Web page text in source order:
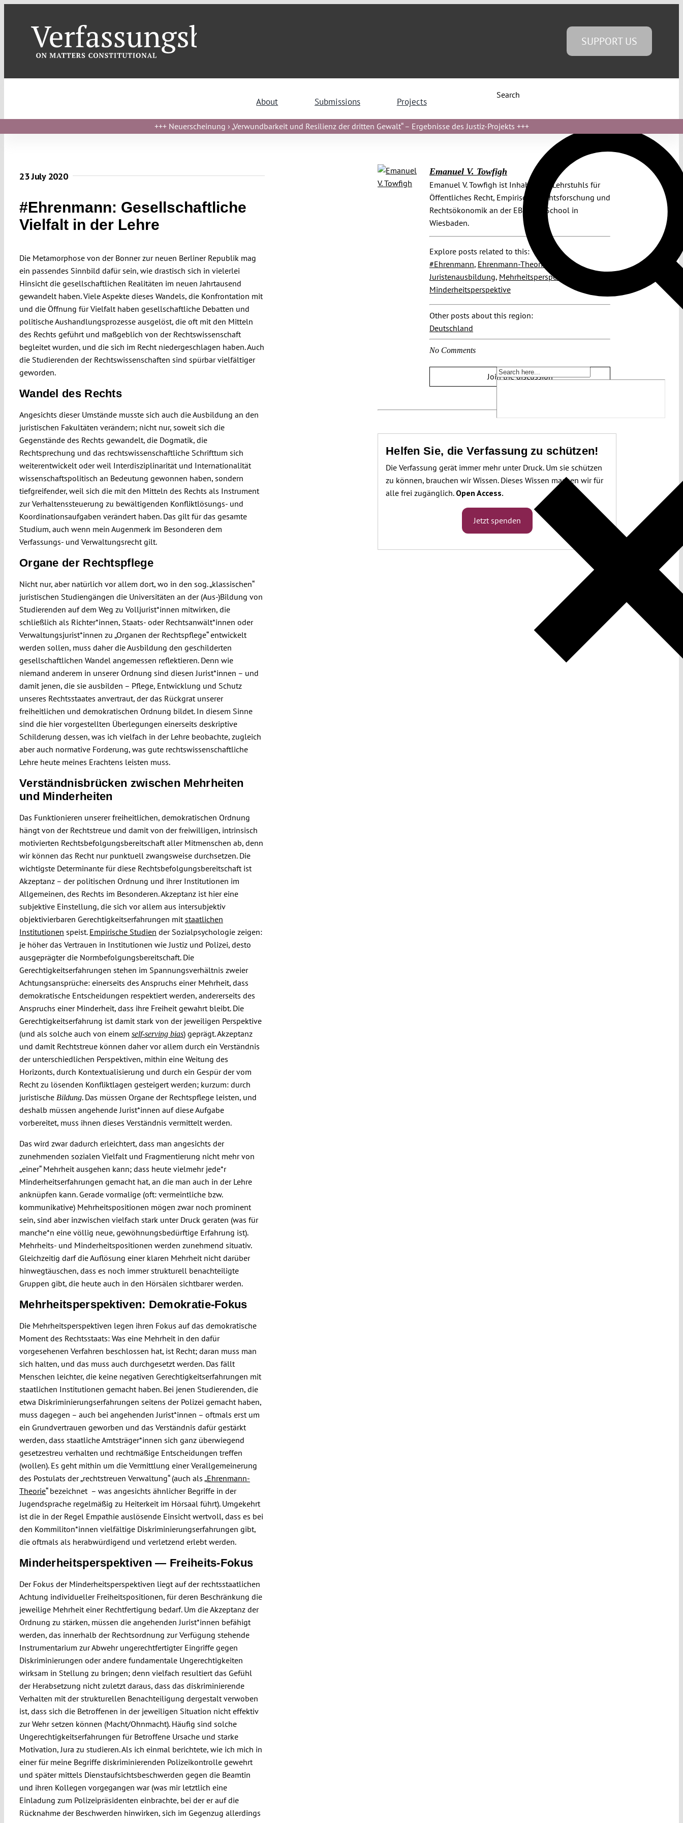
SUPPORT US
About Submissions Projects
Search
+++ Neuerscheinung › „Verwundbarkeit und Resilienz der dritten Gewalt“ – Ergebnisse des Justiz-Projekts +++
23 July 2020
#Ehrenmann: Gesellschaftliche
Vielfalt in der Lehre
Die Metamorphose von der Bonner zur neuen Berliner Republik mag
ein passendes Sinnbild dafür sein, wie drastisch sich in vielerlei
Hinsicht die gesellschaftlichen Realitäten im neuen Jahrtausend
gewandelt haben. Viele Aspekte dieses Wandels, die Konfrontation mit
und die Öffnung für Vielfalt haben gesellschaftliche Debatten und
politische Aushandlungsprozesse ausgelöst, die oft mit den Mitteln
des Rechts geführt und maßgeblich von der Rechtswissenschaft
begleitet wurden, und die sich im Recht niedergeschlagen haben. Auch
die Studierenden der Rechtswissenschaften sind spürbar vielfältiger
geworden.
Wandel des Rechts
Angesichts dieser Umstände musste sich auch die Ausbildung an den
juristischen Fakultäten verändern; nicht nur, soweit sich die
Gegenstände des Rechts gewandelt, die Dogmatik, die
Rechtsprechung und das rechtswissenschaftliche Schrifttum sich
weiterentwickelt oder weil Interdisziplinarität und Internationalität
wissenschaftspolitisch an Bedeutung gewonnen haben, son­dern
tiefgreifender, weil sich die mit den Mitteln des Rechts als Instrument
zur Verhaltenssteuerung zu bewältigenden Konfliktlösungs- und
Koordinationsaufgaben verändert haben. Das gilt für das gesamte
Studium, auch wenn mein Augenmerk im Besonderen dem
Verfassungs- und Verwaltungsrecht gilt.
Organe der Rechtspflege
Nicht nur, aber natürlich vor allem dort, wo in den sog. „klassischen“
juristischen Studiengängen die Universitäten an der (Aus-)Bildung von
Studierenden auf dem Weg zu Volljurist*innen mitwirken, die
schließlich als Richter*innen, Staats- oder Rechtsanwält*innen oder
Verwaltungsjurist*innen zu „Organen der Rechtspflege“ entwickelt
werden sollen, muss daher die Ausbildung den geschilderten
gesellschaftlichen Wandel angemessen reflektieren. Denn wie
niemand anderem in unserer Ordnung sind diesen Jurist*innen – und
damit jenen, die sie ausbilden – Pflege, Entwicklung und Schutz
unseres Rechtsstaates anvertraut, der das Rückgrat unserer
freiheitlichen und demokratischen Ordnung bildet. In diesem Sinne
sind die hier vorgestellten Überlegungen einerseits deskriptive
Schilderung dessen, was ich vielfach in der Lehre beobachte, zugleich
aber auch normative Forderung, was gute rechtswissenschaftliche
Lehre heute meines Erachtens leisten muss.
Verständnisbrücken zwischen Mehrheiten
und Minderheiten
Das Funktionieren unserer freiheitlichen, demokratischen Ordnung
hängt von der Rechtstreue und damit von der freiwilligen, intrinsisch
motivierten Rechtsbefolgungsbereitschaft aller Mitmenschen ab, denn
wir können das Recht nur punktuell zwangsweise durchsetzen. Die
wichtigste Determinante für diese Rechtsbefolgungsbereitschaft ist
Akzeptanz – der politischen Ordnung und ihrer Institutionen im
Allgemeinen, des Rechts im Besonderen. Akzeptanz ist hier eine
subjektive Einstellung, die sich vor allem aus intersubjektiv
objektivierbaren Gerechtigkeitserfahrungen mit staatlichen
Institutionen speist. Empirische Studien der Sozialpsychologie zeigen:
je höher das Vertrauen in Institutionen wie Justiz und Polizei, desto
ausgeprägter die Normbefolgungsbereitschaft. Die
Gerechtigkeitserfahrungen stehen im Spannungsverhältnis zweier
Achtungsansprüche: einerseits des Anspruchs einer Mehrheit, dass
demokratische Entscheidungen respektiert werden, andererseits des
Anspruchs einer Minderheit, dass ihre Freiheit gewahrt bleibt. Die
Gerechtigkeitserfahrung ist damit stark von der jeweiligen Perspektive
(und als solche auch von einem self-serving bias) geprägt. Akzeptanz
und damit Rechtstreue können daher vor allem durch ein Verständnis
der unterschiedlichen Perspektiven, mithin eine Weitung des
Horizonts, durch Kontextualisierung und durch ein Gespür der vom
Recht zu lösenden Konfliktlagen gesteigert werden; kurzum: durch
juristische Bildung. Das müssen Organe der Rechtspflege leisten, und
deshalb müssen angehende Jurist*innen auf diese Aufgabe
vorbereitet, muss ihnen dieses Verständnis vermittelt werden.
Das wird zwar dadurch erleichtert, dass man angesichts der
zunehmenden sozialen Vielfalt und Fragmentierung nicht mehr von
„einer“ Mehrheit ausgehen kann; dass heute vielmehr jede*r
Minderheitserfahrungen gemacht hat, an die man auch in der Lehre
anknüpfen kann. Gerade vormalige (oft: vermeintliche bzw.
kommunikative) Mehrheitspositionen mögen zwar noch prominent
sein, sind aber inzwischen vielfach stark unter Druck geraten (was für
manche*n eine völlig neue, gewöhnungsbedürftige Erfahrung ist).
Mehrheits- und Minderheitspositionen werden zunehmend situativ.
Gleichzeitig darf die Auflösung einer klaren Mehrheit nicht darüber
hinwegtäuschen, dass es noch immer strukturell benachteiligte
Gruppen gibt, die heute auch in den Hörsälen sichtbarer werden.
Mehrheitsperspektiven: Demokratie-Fokus
Die Mehrheitsperspektiven legen ihren Fokus auf das demokratische
Moment des Rechtsstaats: Was eine Mehrheit in den dafür
vorgesehenen Verfahren beschlossen hat, ist Recht; daran muss man
sich halten, und das muss auch durchgesetzt werden. Das fällt
Menschen leichter, die keine negativen Gerechtigkeitserfahrungen mit
staatlichen Institutionen gemacht haben. Bei jenen Studierenden, die
etwa Diskriminierungserfahrungen seitens der Polizei gemacht haben,
muss dagegen – auch bei angehenden Jurist*innen – oftmals erst um
ein Grundvertrauen geworben und das Verständnis dafür gestärkt
werden, dass staatliche Amtsträger*innen sich ganz überwiegend
gesetzestreu verhalten und rechtmäßige Entscheidungen treffen
(wollen). Es geht mithin um die Vermittlung einer Verallgemeinerung
des Postulats der „rechtstreuen Verwaltung“ (auch als „Ehrenmann-
Theorie“ bezeichnet – was angesichts ähnlicher Begriffe in der
Jugendsprache regelmäßig zu Heiterkeit im Hörsaal führt). Umgekehrt
ist die in der Regel Empathie auslösende Einsicht wertvoll, dass es bei
den Kommiliton*innen vielfältige Diskriminierungserfahrungen gibt,
die oftmals als herabwürdigend und verletzend erlebt werden.
Minderheitsperspektiven — Freiheits-Fokus
Der Fokus der Minderheitsperspektiven liegt auf der rechtsstaatlichen
Achtung individueller Freiheitspositionen, für deren Beschränkung die
jeweilige Mehrheit einer Rechtfertigung bedarf. Um die Akzeptanz der
Ordnung zu stärken, müssen die angehenden Jurist*innen befähigt
werden, das innerhalb der Rechtsordnung zur Verfügung stehende
Instrumentarium zur Abwehr ungerechtfertigter Eingriffe gegen
Diskriminierungen oder andere fundamentale Ungerechtigkeiten
wirksam in Stellung zu bringen; denn vielfach resultiert das Gefühl
der Herabsetzung nicht zuletzt daraus, dass das diskriminierende
Verhalten mit der strukturellen Benachteiligung dergestalt verwoben
ist, dass sich die Betroffenen in der jeweiligen Situation nicht effektiv
zur Wehr setzen können (Macht/Ohnmacht). Häufig sind solche
Ungerechtigkeitserfahrungen für Betroffene Ursache und starke
Motivation, Jura zu studieren. Als ich einmal berichtete, wie ich mich in
einer für meine Begriffe diskriminierenden Polizeikontrolle gewehrt
und später mittels Dienstaufsichtsbeschwerden gegen die Beamtin
und ihren Kollegen vorgegangen war (was mir letztlich eine
Einladung zum Polizeipräsidenten einbrachte, bei der er auf die
Rücknahme der Beschwerden hinwirken, sich im Gegenzug allerdings
Emanuel V. Towfigh
Emanuel V. Towfigh ist Inhaber des Lehrstuhls für
Öffentliches Recht, Empirische Rechtsforschung und
Rechtsökonomik an der EBS Law School in
Wiesbaden.
Explore posts related to this:
#Ehrenmann, Ehrenmann-Theorie
Juristenausbildung, Mehrheitsperspektive
Minderheitsperspektive
Other posts about this region:
Deutschland
No Comments
Join the discussion
Helfen Sie, die Verfassung zu schützen!
Die Verfassung gerät immer mehr unter Druck. Um sie schützen
zu können, brauchen wir Wissen. Dieses Wissen machen wir für
alle frei zugänglich. Open Access.
Jetzt spenden